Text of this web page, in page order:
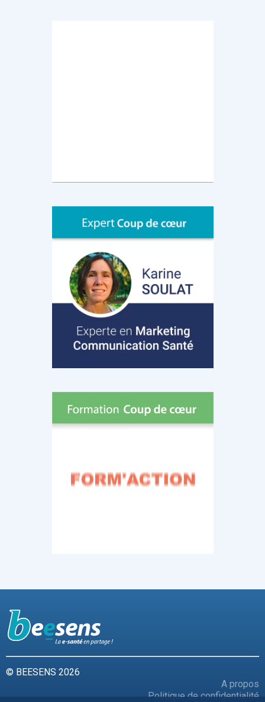
© BEESENS 2026
A propos
Politique de confidentialité